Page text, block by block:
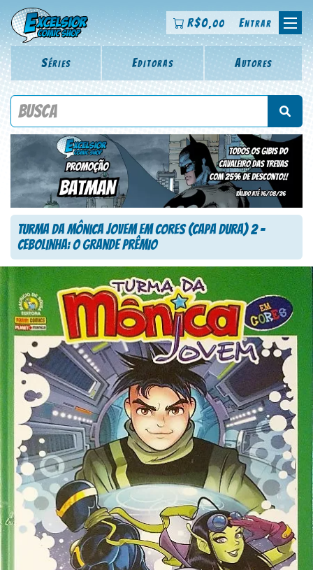
R$0,00 Entrar
Séries Editoras Autores
Procure por título da revista, personagem, série, escritor,
Turma da Mônica Jovem em Cores (Capa Dura) 2 –
Cebolinha: O Grande Prêmio